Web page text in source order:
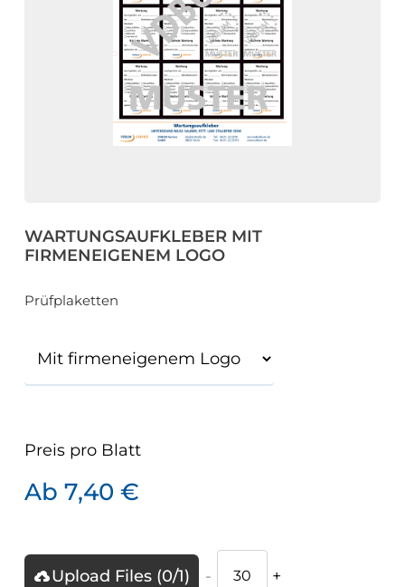
WARTUNGSAUFKLEBER MIT
FIRMENEIGENEM LOGO
Prüfplaketten
Preis pro Blatt
Ab 7,40 €
Upload Files (0/1)
Wartungsaufkleber